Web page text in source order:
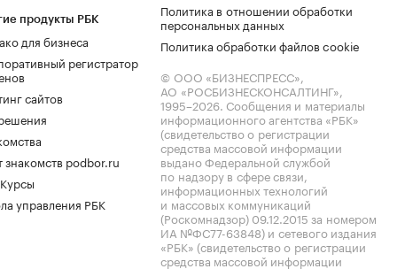
продукты РБК
для бизнеса
регистратор
сайтов
знакомств podbor.ru
управления РБК
Политика в отношении обработки
персональных данных
Политика обработки файлов cookie
© ООО «БИЗНЕСПРЕСС»,
АО «РОСБИЗНЕСКОНСАЛТИНГ»,
1995–2026. Сообщения и материалы
информационного агентства «РБК»
(свидетельство о регистрации
средства массовой информации
выдано Федеральной службой
по надзору в сфере связи,
информационных технологий
и массовых коммуникаций
(Роскомнадзор) 09.12.2015 за номером
ИА №ФС77-63848) и сетевого издания
«РБК» (свидетельство о регистрации
средства массовой информации